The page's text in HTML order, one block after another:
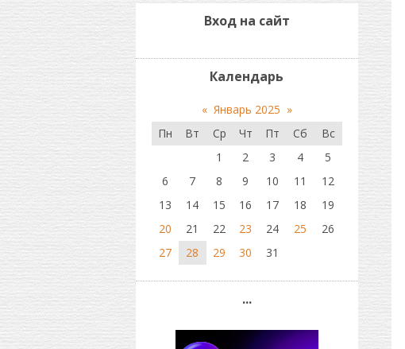
Вход на сайт
Календарь
« Январь 2025 »
Пн
Вт Ср Чт Пт Сб
Вс
1
2 3 4
5
6
7 8 9 10 11
12
13
14 15 16 17 18
19
20
21 22 23 24 25
26
27
28 29 30 31
...